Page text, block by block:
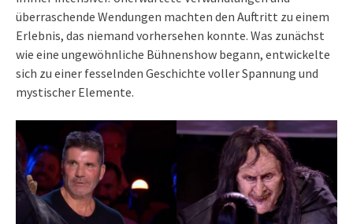
überraschende Wendungen machten den Auftritt zu einem
Erlebnis, das niemand vorhersehen konnte. Was zunächst
wie eine ungewöhnliche Bühnenshow begann, entwickelte
sich zu einer fesselnden Geschichte voller Spannung und
mystischer Elemente.